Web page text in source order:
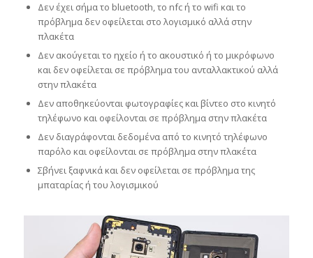
Δεν έχει σήμα το bluetooth, το nfc ή το wifi και το
πρόβλημα δεν οφείλεται στο λογισμικό αλλά στην
πλακέτα
Δεν ακούγεται το ηχείο ή το ακουστικό ή το μικρόφωνο
και δεν οφείλεται σε πρόβλημα του ανταλλακτικού αλλά
στην πλακέτα
Δεν αποθηκεύονται φωτογραφίες και βίντεο στο κινητό
τηλέφωνο και οφείλονται σε πρόβλημα στην πλακέτα
Δεν διαγράφονται δεδομένα από το κινητό τηλέφωνο
παρόλο και οφείλονται σε πρόβλημα στην πλακέτα
Σβήνει ξαφνικά και δεν οφείλεται σε πρόβλημα της
μπαταρίας ή του λογισμικού